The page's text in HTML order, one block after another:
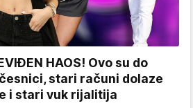
HAOS! Ovo su do
stari računi dolaze
i stari vuk rijalitija